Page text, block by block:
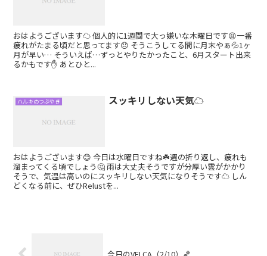
おはようございます☁ 個人的に1週間で大っ嫌いな木曜日です😫一番
疲れがたまる頃だと思ってます😞 そうこうしてる間に月末やぁ💦1ヶ
月が早い… そういえば…ずっとやりたかったこと、6月スタート出来
るかもです✋ あとひと...
ハルキのつぶやき スッキリしない天気☁
おはようございます😊 今日は水曜日ですね☘️週の折り返し、疲れも
溜まってくる頃でしょう🤔 雨は大丈夫そうですが分厚い雲がかかり
そうで、気温は高いのにスッキリしない天気になりそうです☁ しん
どくなる前に、ぜひRelustを...